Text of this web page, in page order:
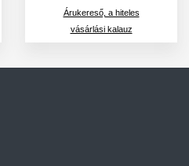
Árukereső, a hiteles
vásárlási kalauz